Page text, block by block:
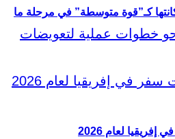
كـ”قوة متوسطة” في مرحلة ما